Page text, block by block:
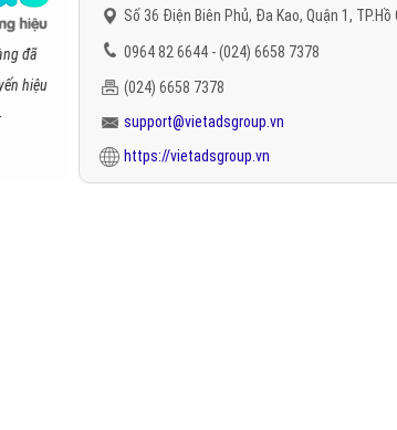
đã
hiệu
Số 36 Điện Biên Phủ, Đa Kao, Quận 1, TP.Hồ
0964 82 6644 - (024) 6658 7378
(024) 6658 7378
support@vietadsgroup.vn
https://vietadsgroup.vn